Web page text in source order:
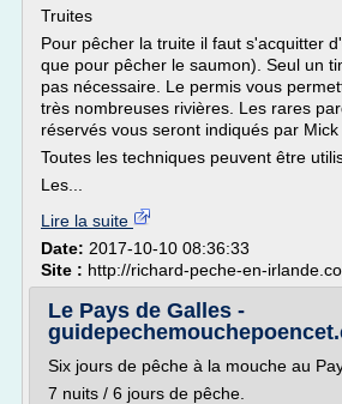
Truites
Pour pêcher la truite il faut s'acquitter
que pour pêcher le saumon). Seul un
pas nécessaire. Le permis vous
très nombreuses rivières. Les rares
réservés vous seront indiqués par Mick
Toutes les techniques peuvent être
Les...
Lire la suite
Date: 2017-10-10 08:36:33
Site : http://richard-peche-en-
Le Pays de Galles -
Six jours de pêche à la mouche au
7 nuits / 6 jours de pêche.